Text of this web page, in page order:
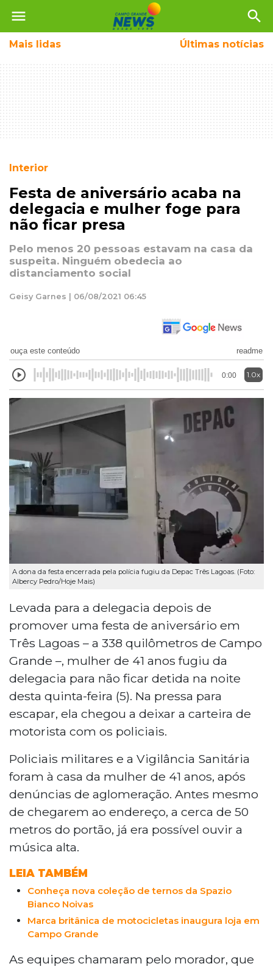
menu search
Mais lidas Últimas notícias
Interior
Festa de aniversário acaba na
delegacia e mulher foge para
não ficar presa
Pelo menos 20 pessoas estavam na casa da
suspeita. Ninguém obedecia ao
distanciamento social
Geisy Garnes | 06/08/2021 06:45
ouça este conteúdo readme
0:00 1.0x
A dona da festa encerrada pela polícia fugiu da Depac Três Lagoas. (Foto:
Albercy Pedro/Hoje Mais)
Levada para a delegacia depois de
promover uma festa de aniversário em
Três Lagoas – a 338 quilômetros de Campo
Grande –, mulher de 41 anos fugiu da
delegacia para não ficar detida na noite
desta quinta-feira (5). Na pressa para
escapar, ela chegou a deixar a carteira de
motorista com os policiais.
Policiais militares e a Vigilância Sanitária
foram à casa da mulher de 41 anos, após
denúncias de aglomeração. Antes mesmo
de chegarem ao endereço, a cerca de 50
metros do portão, já era possível ouvir a
música alta.
LEIA TAMBÉM
Conheça nova coleção de ternos da Spazio
Bianco Noivas
Marca britânica de motocicletas inaugura loja em
Campo Grande
As equipes chamaram pelo morador, que